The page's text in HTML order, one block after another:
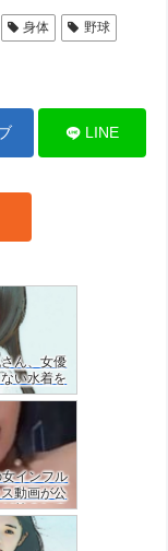
身体 野球
LINE
さん、女優
い水着を
インフル
動画が公
羨ましす
ｗ